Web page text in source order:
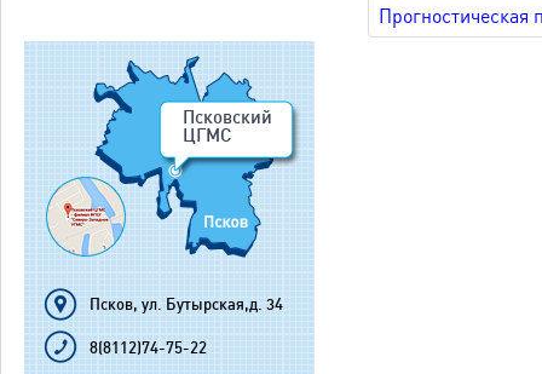
Псковский
ЦГМС
Псков, ул. Бутырская,д. 34
8(8112)74-75-22
Прогностическая